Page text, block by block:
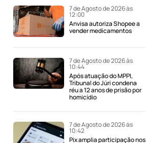
7 de Agosto de 2026 às
12:00
Anvisa autoriza Shopee a
vender medicamentos
7 de Agosto de 2026 às
10:44
Após atuação do MPPI,
Tribunal do Júri condena
réu a 12 anos de prisão por
homicídio
7 de Agosto de 2026 às
10:42
Pix amplia participação nos